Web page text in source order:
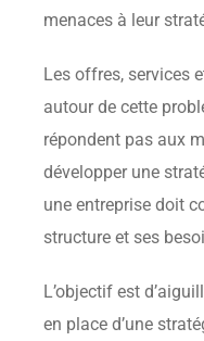
menaces à leur
Les offres, services
autour de cette
répondent pas aux
développer une
une entreprise doit
structure et ses
L’objectif est
en place d’une